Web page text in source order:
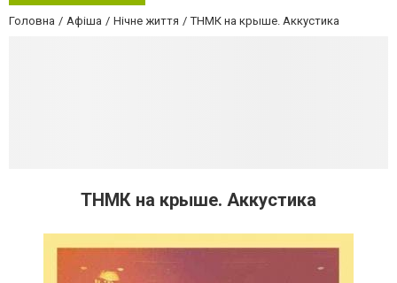
Головна Афіша Нічне життя ТНМК на крыше. Аккустика
ТНМК на крыше. Аккустика